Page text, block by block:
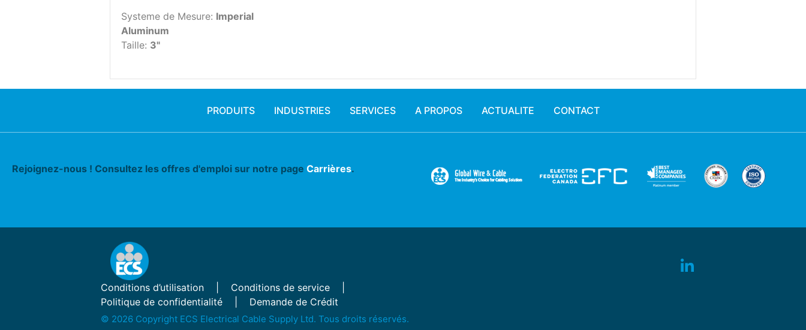
Systeme de Mesure: Imperial
Aluminum
Taille: 3"
PRODUITS INDUSTRIES SERVICES A PROPOS ACTUALITE CONTACT
Rejoignez-nous ! Consultez les offres d'emploi sur notre page Carrières.
Conditions d’utilisation
Conditions de service
Politique de confidentialité
Demande de Crédit
© 2026 Copyright ECS Electrical Cable Supply Ltd. Tous droits réservés.